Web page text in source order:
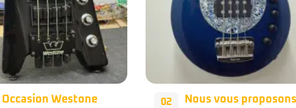
Nous vous proposons
28
Occasion – MusicMan